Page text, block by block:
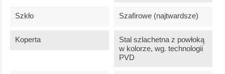
Szkło Szafirowe (najtwardsze)
Koperta
Stal szlachetna z powłoką
w kolorze, wg. technologii
PVD